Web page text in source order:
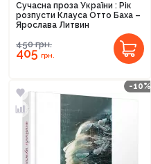
Сучасна проза України : Рік
розпусти Клауса Отто Баха –
Ярослава Литвин
450грн.
405грн.
-10%